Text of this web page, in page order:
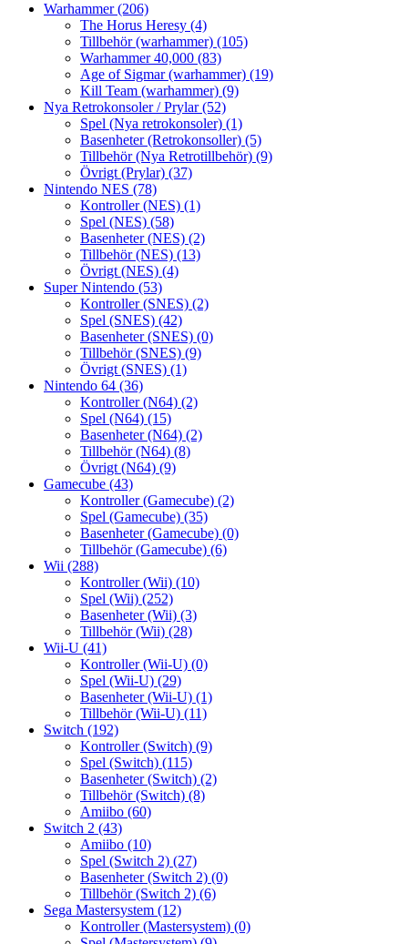
Warhammer(206)
The Horus Heresy (4)
Tillbehör (warhammer) (105)
Warhammer 40,000 (83)
Age of Sigmar (warhammer) (19)
Kill Team (warhammer) (9)
Nya Retrokonsoler / Prylar(52)
Spel (Nya retrokonsoler) (1)
Basenheter (Retrokonsoller) (5)
Tillbehör (Nya Retrotillbehör) (9)
Övrigt (Prylar) (37)
Nintendo NES (78)
Kontroller (NES) (1)
Spel (NES) (58)
Basenheter (NES) (2)
Tillbehör (NES) (13)
Övrigt (NES) (4)
Super Nintendo (53)
Kontroller (SNES) (2)
Spel (SNES) (42)
Basenheter (SNES) (0)
Tillbehör (SNES) (9)
Övrigt (SNES) (1)
Nintendo 64 (36)
Kontroller (N64) (2)
Spel (N64) (15)
Basenheter (N64) (2)
Tillbehör (N64) (8)
Övrigt (N64) (9)
Gamecube (43)
Kontroller (Gamecube) (2)
Spel (Gamecube) (35)
Basenheter (Gamecube) (0)
Tillbehör (Gamecube) (6)
Wii (288)
Kontroller (Wii) (10)
Spel (Wii) (252)
Basenheter (Wii) (3)
Tillbehör (Wii) (28)
Wii-U (41)
Kontroller (Wii-U) (0)
Spel (Wii-U) (29)
Basenheter (Wii-U) (1)
Tillbehör (Wii-U) (11)
Switch (192)
Kontroller (Switch) (9)
Spel (Switch) (115)
Basenheter (Switch) (2)
Tillbehör (Switch) (8)
Amiibo (60)
Switch 2 (43)
Amiibo (10)
Spel (Switch 2) (27)
Basenheter (Switch 2) (0)
Tillbehör (Switch 2) (6)
Sega Mastersystem (12)
Kontroller (Mastersystem) (0)